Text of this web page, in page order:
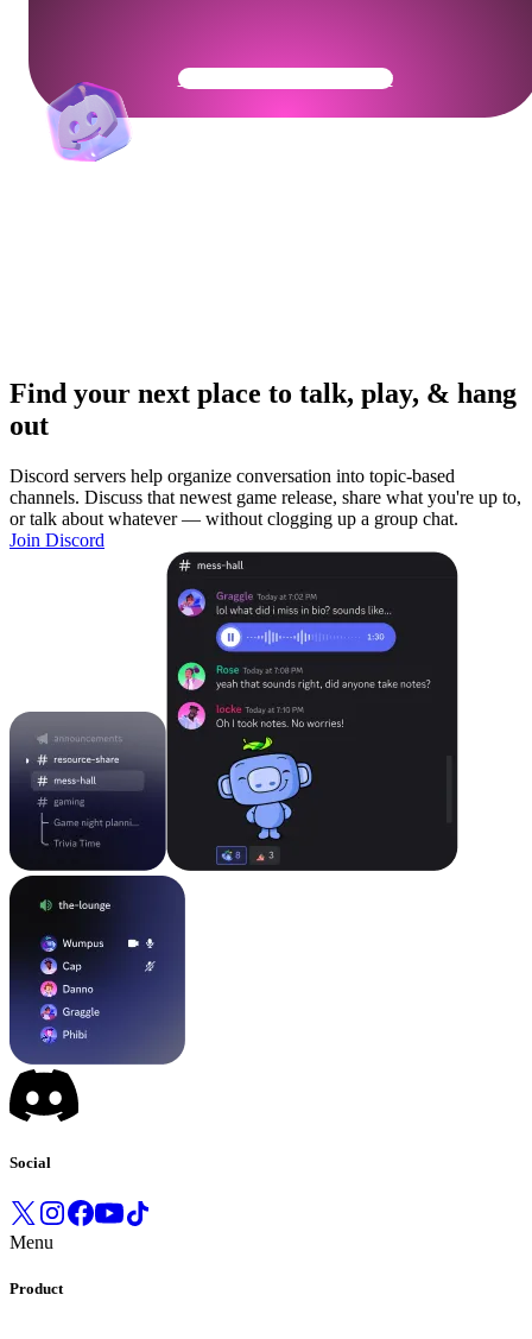
Get Your Community Ready
Find your next place to talk, play, & hang
out
Discord servers help organize conversation into topic-based
channels. Discuss that newest game release, share what you're up to,
or talk about whatever — without clogging up a group chat.
Join Discord
Social
Menu
Product